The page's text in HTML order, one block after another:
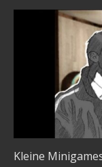
Kleine